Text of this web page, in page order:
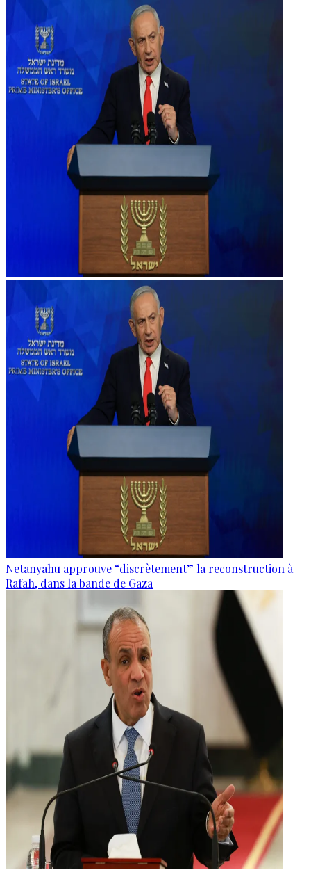
Netanyahu approuve “discrètement” la reconstruction à
Rafah, dans la bande de Gaza